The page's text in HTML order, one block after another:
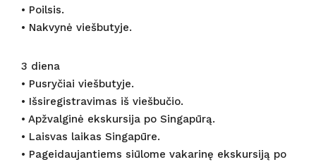
• Poilsis.
• Nakvynė viešbutyje.
3 diena
• Pusryčiai viešbutyje.
• Išsiregistravimas iš viešbučio.
• Apžvalginė ekskursija po Singapūrą.
• Laisvas laikas Singapūre.
• Pageidaujantiems siūlome vakarinę ekskursiją po